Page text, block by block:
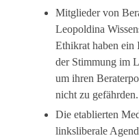
Mitglieder von
Leopoldina
Ethikrat haben ein
der Stimmung im
um ihren
nicht zu gefährden.
Die etablierten
linksliberale